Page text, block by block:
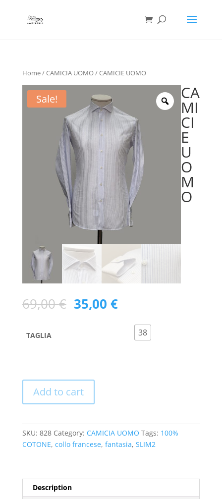
Home/CAMICIA UOMO/ CAMICIE UOMO
Sale! CA
MI
CI
E
U
O
M
O
69,00€ 35,00 €
TAGLIA 38
Add to cart
SKU: 828 Category: CAMICIA UOMO Tags: 100%
COTONE, collo francese, fantasia, SLIM2
Description